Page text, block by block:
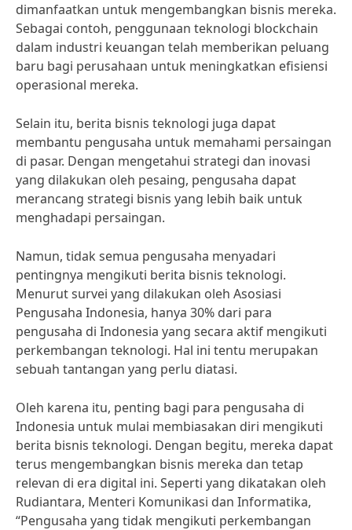
dimanfaatkan untuk mengembangkan bisnis mereka.
Sebagai contoh, penggunaan teknologi blockchain
dalam industri keuangan telah memberikan peluang
baru bagi perusahaan untuk meningkatkan efisiensi
operasional mereka.
Selain itu, berita bisnis teknologi juga dapat
membantu pengusaha untuk memahami persaingan
di pasar. Dengan mengetahui strategi dan inovasi
yang dilakukan oleh pesaing, pengusaha dapat
merancang strategi bisnis yang lebih baik untuk
menghadapi persaingan.
Namun, tidak semua pengusaha menyadari
pentingnya mengikuti berita bisnis teknologi.
Menurut survei yang dilakukan oleh Asosiasi
Pengusaha Indonesia, hanya 30% dari para
pengusaha di Indonesia yang secara aktif mengikuti
perkembangan teknologi. Hal ini tentu merupakan
sebuah tantangan yang perlu diatasi.
Oleh karena itu, penting bagi para pengusaha di
Indonesia untuk mulai membiasakan diri mengikuti
berita bisnis teknologi. Dengan begitu, mereka dapat
terus mengembangkan bisnis mereka dan tetap
relevan di era digital ini. Seperti yang dikatakan oleh
Rudiantara, Menteri Komunikasi dan Informatika,
“Pengusaha yang tidak mengikuti perkembangan